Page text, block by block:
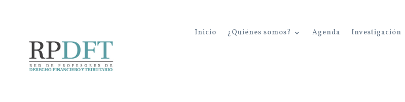
Inicio ¿Quiénes somos? Agenda Investigación